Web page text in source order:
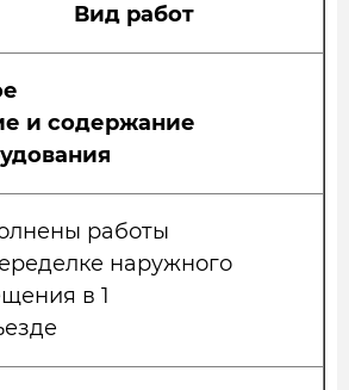
Вид работ
и содержание
работы
наружного
в 1